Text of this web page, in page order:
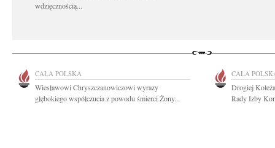
wdzięcznością...
CAŁA POLSKA
Wiesławowi Chryszczanowiczowi wyrazy
głębokiego współczucia z powodu śmierci Żony...
CAŁA
Drogiej
Rady Izby